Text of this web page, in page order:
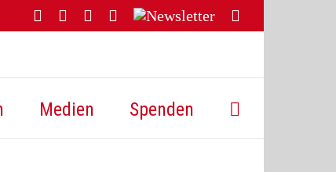
FacebookYouTubeInstagram
Threads
Newsletter
Mail
Medien Spenden